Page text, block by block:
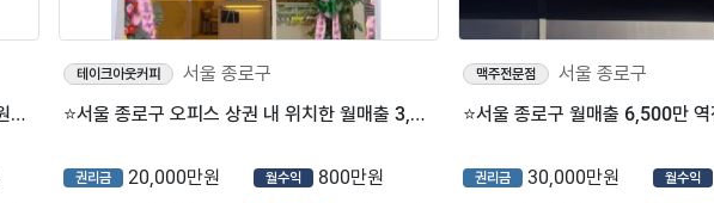
■서울 종로구■풀오토월순익■ 약 1,800만원■ 프렌차이즈 술집 매장나왔습니다.
테이크아웃커피
서울 종로구
⭐서울 종로구 오피스 상권 내 위치한 월매출 3,000만 매머드익스프레스 매장을 소개합니다⭐
권리금 20,000만원 월수익 800만원
맥주전문점
서울 종로구
권리금 30,000만원 월수익